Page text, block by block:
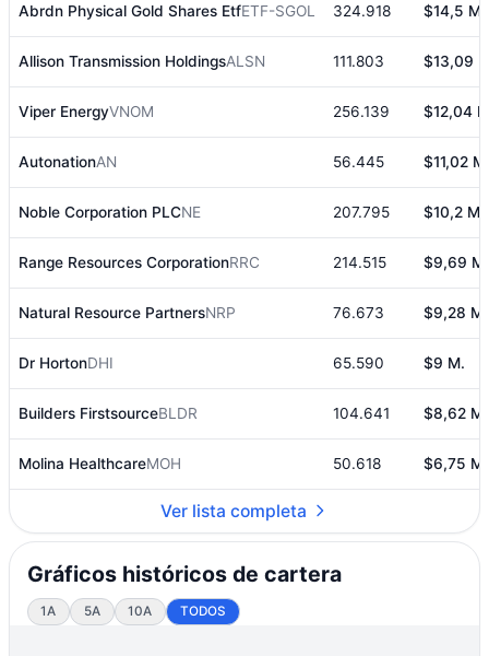
Abrdn Physical Gold Shares EtfETF-SGOL 324.918 $14,5 M.
Allison Transmission HoldingsALSN 111.803 $13,09
Viper EnergyVNOM 256.139 $12,04
AutonationAN 56.445 $11,02 M.
Noble Corporation PLCNE 207.795 $10,2 M.
Range Resources CorporationRRC 214.515 $9,69 M.
Natural Resource PartnersNRP 76.673 $9,28 M.
Dr HortonDHI 65.590 $9 M.
Builders FirstsourceBLDR 104.641 $8,62 M.
Molina HealthcareMOH 50.618 $6,75 M.
Ver lista completa
Gráficos históricos de cartera
1A 5A 10A TODOS